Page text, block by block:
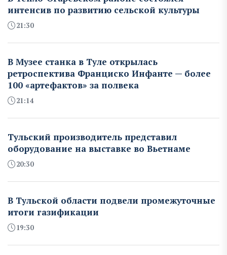
интенсив по развитию сельской культуры
21:30
В Музее станка в Туле открылась
ретроспектива Франциско Инфанте — более
100 «артефактов» за полвека
21:14
Тульский производитель представил
оборудование на выставке во Вьетнаме
20:30
В Тульской области подвели промежуточные
итоги газификации
19:30